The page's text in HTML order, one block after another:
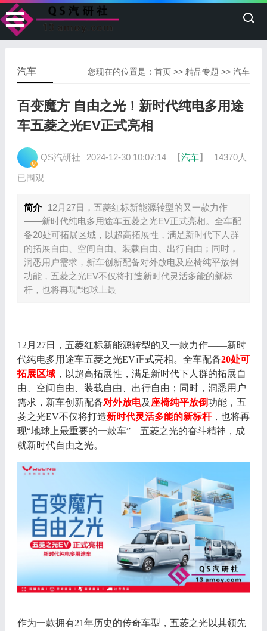
您现在的位置是：首页 >>精品专题 >>汽车
汽车
百变魔方 自由之光！新时代纯电多用途
车五菱之光EV正式亮相
QS汽研社 2024-12-30 10:07:14 【汽车】
14370人
已围观
简介
12月27日，五菱红标新能源转型的又一款力作
——新时代纯电多用途车五菱之光EV正式亮相。全车配
备20处可拓展区域，以超高拓展性，满足新时代下人群
的拓展自由、空间自由、装载自由、出行自由；同时，
洞悉用户需求，新车创新配备对外放电及座椅纯平放倒
功能，五菱之光EV不仅将打造新时代灵活多能的新标
杆，也将再现“地球上最
12月27日，五菱红标新能源转型的又一款力作——新时
代纯电多用途车五菱之光EV正式亮相。 全车配备20处可
拓展区域， 以超高拓展性，满足新时代下人群的拓展自
由、空间自由、装载自由、出行自由 ；同时，洞悉用户
需求，新车创新配备对外放电及 座椅纯平放倒功能， 五
菱之光EV不仅将打造新时代灵活多能的新标杆，也将再
现“地球上最重要的一款车”—五菱之光的奋斗精神，成
就新时代自由之光。
作为一款拥有21年历史的传奇车型，五菱之光以其领先